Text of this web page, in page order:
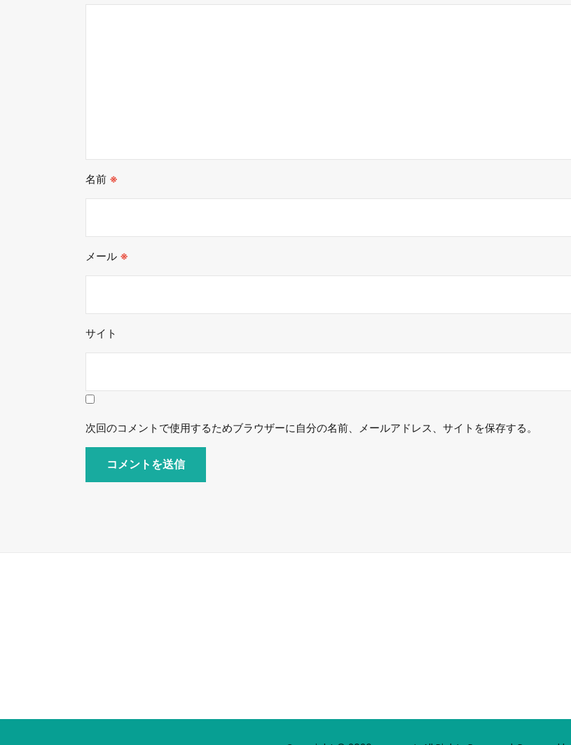
名前 ※
メール ※
サイト
次回のコメントで使用するためブラウザーに自分の名前、メールアドレス、サイトを保存する。